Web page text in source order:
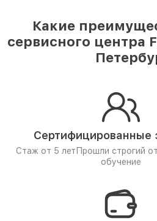
Какие
сервисного центра
Сертифицированные
Стаж от 5 лет Прошли строгий
обучение